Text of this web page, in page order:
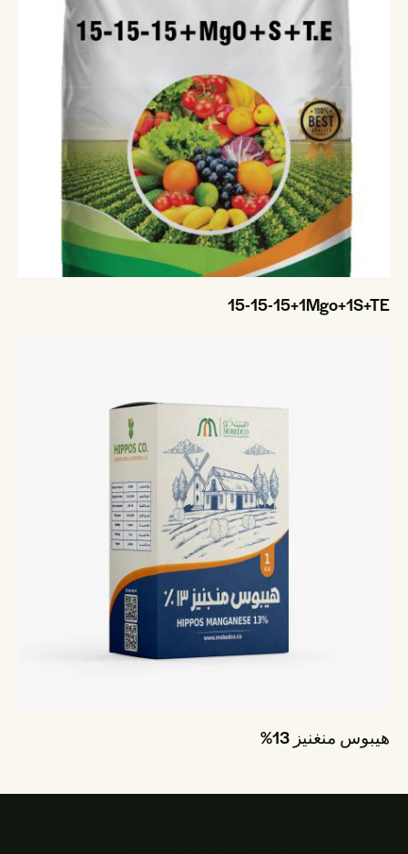
15-15-15+1Mgo+1S+TE
هيبوس منغنيز 13%